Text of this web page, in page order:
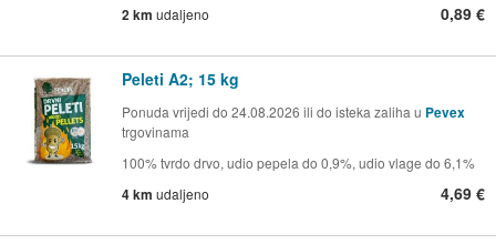
2 km udaljeno 0,89 €
Peleti A2; 15 kg
Ponuda vrijedi do 24.08.2026 ili do isteka zaliha u Pevex
trgovinama
100% tvrdo drvo, udio pepela do 0,9%, udio vlage do 6,1%
4 km udaljeno 4,69 €